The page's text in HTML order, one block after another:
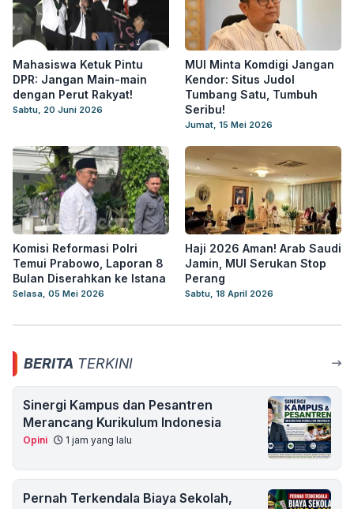
Mahasiswa Ketuk Pintu
DPR: Jangan Main-main
dengan Perut Rakyat!
Sabtu, 20 Juni 2026
MUI Minta Komdigi Jangan
Kendor: Situs Judol
Tumbang Satu, Tumbuh
Seribu!
Jumat, 15 Mei 2026
Komisi Reformasi Polri
Temui Prabowo, Laporan 8
Bulan Diserahkan ke Istana
Selasa, 05 Mei 2026
Haji 2026 Aman! Arab Saudi
Jamin, MUI Serukan Stop
Perang
Sabtu, 18 April 2026
BERITA TERKINI
Sinergi Kampus dan Pesantren
Merancang Kurikulum Indonesia
Opini 1 jam yang lalu
Pernah Terkendala Biaya Sekolah,